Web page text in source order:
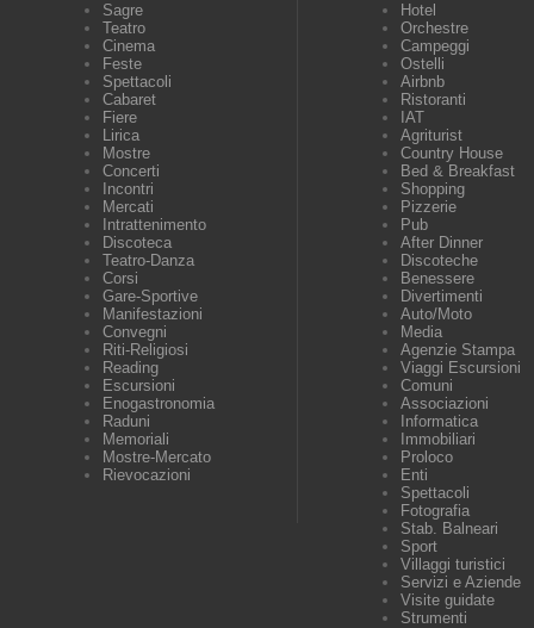
Sagre
Teatro
Cinema
Feste
Spettacoli
Cabaret
Fiere
Lirica
Mostre
Concerti
Incontri
Mercati
Intrattenimento
Discoteca
Teatro-Danza
Corsi
Gare-Sportive
Manifestazioni
Convegni
Riti-Religiosi
Reading
Escursioni
Enogastronomia
Raduni
Memoriali
Mostre-Mercato
Rievocazioni
Hotel
Orchestre
Campeggi
Ostelli
Airbnb
Ristoranti
IAT
Agriturist
Country House
Bed & Breakfast
Shopping
Pizzerie
Pub
After Dinner
Discoteche
Benessere
Divertimenti
Auto/Moto
Media
Agenzie Stampa
Viaggi Escursioni
Comuni
Associazioni
Informatica
Immobiliari
Proloco
Enti
Spettacoli
Fotografia
Stab. Balneari
Sport
Villaggi turistici
Servizi e Aziende
Visite guidate
Strumenti